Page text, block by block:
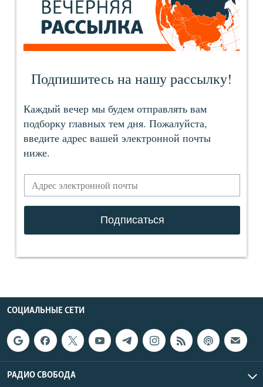
СОЦИАЛЬНЫЕ СЕТИ
РАДИО СВОБОДА